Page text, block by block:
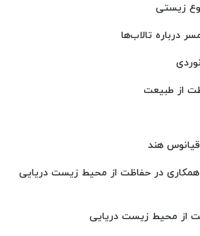
زیستی
درباره تالاب‌ها
از طبیعت
هند
همکاری در حفاظت از محیط زیست دریایی
از محیط زیست دریایی